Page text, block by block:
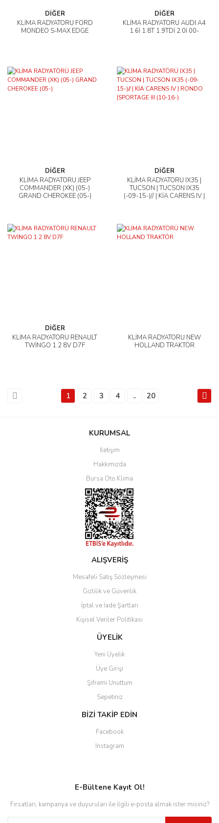
DİĞER
KLİMA RADYATÖRÜ FORD
MONDEO S-MAX EDGE
DİĞER
KLİMA RADYATÖRÜ AUDI A4
1.6İ 1.8T 1.9TDİ 2.0İ 00-
DİĞER
KLİMA RADYATÖRÜ JEEP
COMMANDER (XK) (05-)
GRAND CHEROKEE (05-)
DİĞER
KLİMA RADYATÖRÜ IX35 |
TUCSON | TUCSON IX35
(-09-15-)// | KİA CARENS IV |
DİĞER
KLİMA RADYATÖRÜ RENAULT
TWİNGO 1.2 8V D7F
KLİMA RADYATÖRÜ NEW
HOLLAND TRAKTÖR
1 2 3 4 .. 20
KURUMSAL
İletişim
Hakkımızda
Bursa Oto Klima
ALIŞVERİŞ
Mesafeli Satış Sözleşmesi
Gizlilik ve Güvenlik
İptal ve İade Şartları
Kişisel Veriler Politikası
ÜYELİK
Yeni Üyelik
Üye Girişi
Şifremi Unuttum
Sepetiniz
BİZİ TAKİP EDİN
Facebook
Instagram
E-Bültene Kayıt Ol!
Fırsatları, kampanya ve duyuruları ile ilgili e-posta almak ister misiniz?